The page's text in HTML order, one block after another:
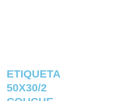
ETIQUETA
50X30/2